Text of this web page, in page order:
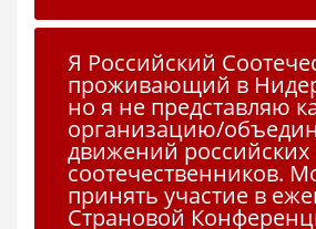
Я Российский
проживающий в
но я не представляю
организацию/
движений российских
соотечественников.
принять участие в
Страновой